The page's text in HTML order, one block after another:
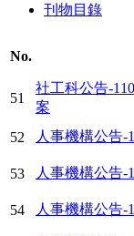
刊物目錄
No.
51
社工科公告-
案
52
人事機構公告-
53
人事機構公告-
54
人事機構公告-